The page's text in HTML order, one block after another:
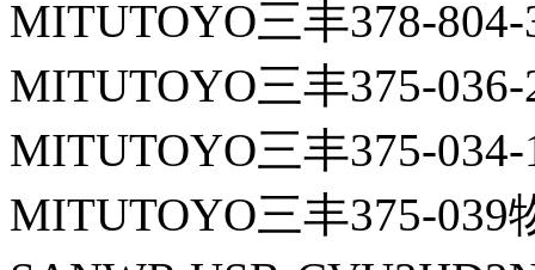
MITUTOYO三丰378-
MITUTOYO三丰375-
MITUTOYO三丰375-
MITUTOYO三丰375-039